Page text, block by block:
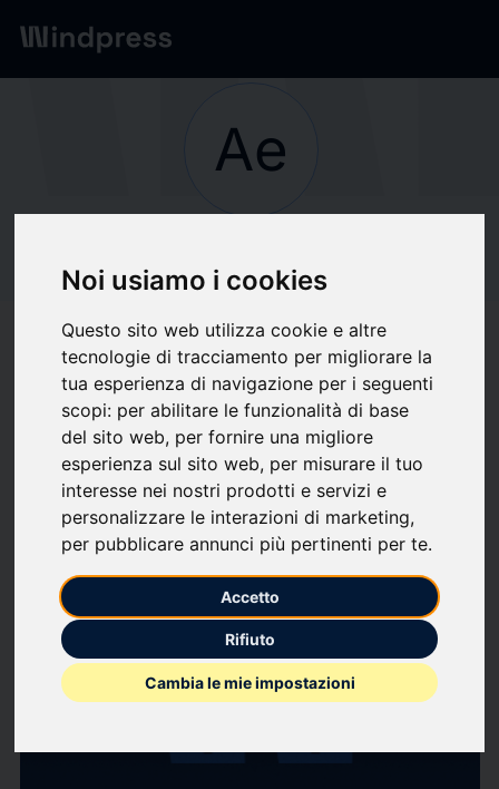
Noi usiamo i cookies
Questo sito web utilizza cookie e altre
tecnologie di tracciamento per migliorare la
tua esperienza di navigazione per i seguenti
scopi: per abilitare le funzionalità di base
del sito web, per fornire una migliore
esperienza sul sito web, per misurare il tuo
interesse nei nostri prodotti e servizi e
personalizzare le interazioni di marketing,
per pubblicare annunci più pertinenti per te.
Accetto
Rifiuto
Cambia le mie impostazioni
Network/Società
Ae
AeroVironment, Inc.
favorite Segui aggiornamenti
Di cosa scriviamo
AerospazioDifesa / Forze ArmateIndustriaTecnicaWeb e Social Network
comunicati stampa Guarda tutti i comunicati